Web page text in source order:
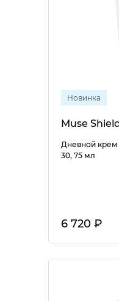
Новинка
Дневной крем
30, 75 мл
6 720 ₽